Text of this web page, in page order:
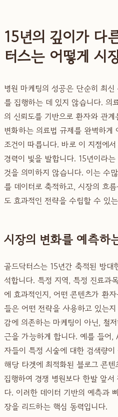
15년의 깊이가 다
터스는 어떻게 시
병원 마케팅의 성공은 단순히 최
를 집행하는 데 있지 않습니다. 의
의 신뢰도를 기반으로 환자와 관
변화하는 의료법 규제를 완벽하
조건이 따릅니다. 바로 이 지점에서
경력이 빛을 발합니다. 15년이라
것을 의미하지 않습니다. 이는 수
를 데이터로 축적하고, 시장의 흐
도 효과적인 전략을 수립할 수 있
시장의 변화를 예측하
골드닥터스는 15년간 축적된 방
석합니다. 특정 지역, 특정 진료과
에 효과적인지, 어떤 콘텐츠가 환
들은 어떤 전략을 사용하고 있는
감에 의존하는 마케팅이 아닌, 철
근을 가능하게 합니다. 예를 들어
자들이 특정 시술에 대한 검색량
해당 타겟에 최적화된 블로그 콘
집행하여 경쟁 병원보다 한발 앞
다. 이러한 데이터 기반의 예측과
장을 리드하는 핵심 동력입니다.